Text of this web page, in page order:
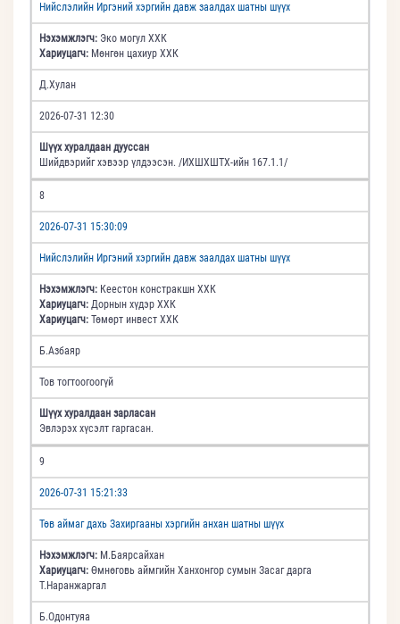
Нийслэлийн Иргэний хэргийн давж заалдах шатны шүүх
Нэхэмжлэгч: Эко могул ХХК
Хариуцагч: Мөнгөн цахиур ХХК
Д.Хулан
2026-07-31 12:30
Шүүх хуралдаан дууссан
Шийдвэрийг хэвээр үлдээсэн. /ИХШХШТХ-ийн 167.1.1/
8
2026-07-31 15:30:09
Нийслэлийн Иргэний хэргийн давж заалдах шатны шүүх
Нэхэмжлэгч: Кеестон констракшн ХХК
Хариуцагч: Дорнын хүдэр ХХК
Хариуцагч: Төмөрт инвест ХХК
Б.Азбаяр
Тов тогтоогоогүй
Шүүх хуралдаан зарласан
Эвлэрэх хүсэлт гаргасан.
9
2026-07-31 15:21:33
Төв аймаг дахь Захиргааны хэргийн анхан шатны шүүх
Нэхэмжлэгч: М.Баярсайхан
Хариуцагч: Өмнөговь аймгийн Ханхонгор сумын Засаг дарга
Т.Наранжаргал
Б.Одонтуяа